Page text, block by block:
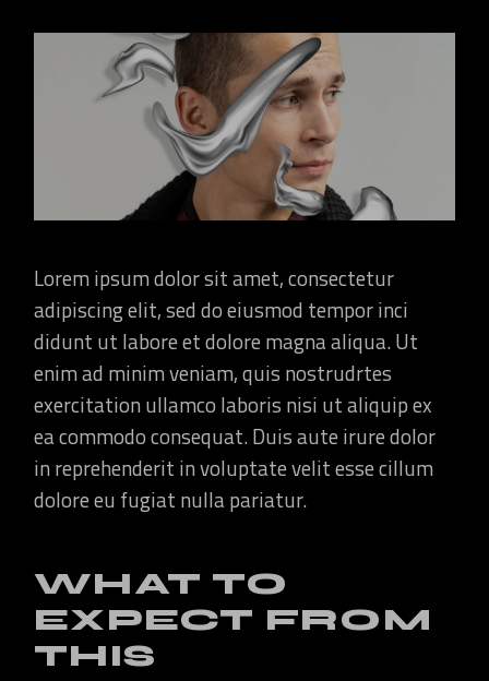
Lorem ipsum dolor sit amet, consectetur
adipiscing elit, sed do eiusmod tempor inci
didunt ut labore et dolore magna aliqua. Ut
enim ad minim veniam, quis nostrudrtes
exercitation ullamco laboris nisi ut aliquip ex
ea commodo consequat. Duis aute irure dolor
in reprehenderit in voluptate velit esse cillum
dolore eu fugiat nulla pariatur.
WHAT TO
EXPECT FROM
THIS